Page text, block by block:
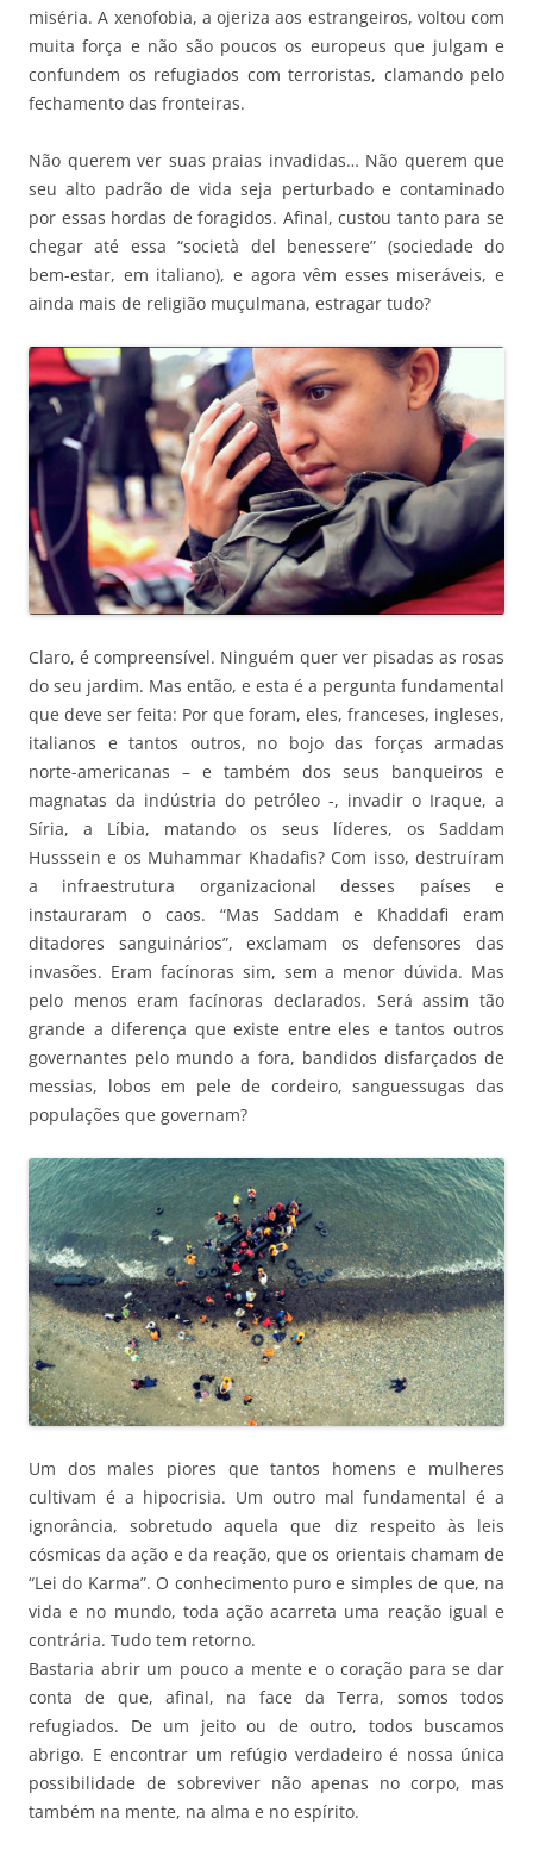
miséria. A xenofobia, a ojeriza aos estrangeiros, voltou com
muita força e não são poucos os europeus que julgam e
confundem os refugiados com terroristas, clamando pelo
fechamento das fronteiras.
Não querem ver suas praias invadidas… Não querem que
seu alto padrão de vida seja perturbado e contaminado
por essas hordas de foragidos. Afinal, custou tanto para se
chegar até essa “società del benessere” (sociedade do
bem-estar, em italiano), e agora vêm esses miseráveis, e
ainda mais de religião muçulmana, estragar tudo?
Claro, é compreensível. Ninguém quer ver pisadas as rosas
do seu jardim. Mas então, e esta é a pergunta fundamental
que deve ser feita: Por que foram, eles, franceses, ingleses,
italianos e tantos outros, no bojo das forças armadas
norte-americanas – e também dos seus banqueiros e
magnatas da indústria do petróleo -, invadir o Iraque, a
Síria, a Líbia, matando os seus líderes, os Saddam
Husssein e os Muhammar Khadafis? Com isso, destruíram
a infraestrutura organizacional desses países e
instauraram o caos. “Mas Saddam e Khaddafi eram
ditadores sanguinários”, exclamam os defensores das
invasões. Eram facínoras sim, sem a menor dúvida. Mas
pelo menos eram facínoras declarados. Será assim tão
grande a diferença que existe entre eles e tantos outros
governantes pelo mundo a fora, bandidos disfarçados de
messias, lobos em pele de cordeiro, sanguessugas das
populações que governam?
Um dos males piores que tantos homens e mulheres
cultivam é a hipocrisia. Um outro mal fundamental é a
ignorância, sobretudo aquela que diz respeito às leis
cósmicas da ação e da reação, que os orientais chamam de
“Lei do Karma”. O conhecimento puro e simples de que, na
vida e no mundo, toda ação acarreta uma reação igual e
contrária. Tudo tem retorno.
Bastaria abrir um pouco a mente e o coração para se dar
conta de que, afinal, na face da Terra, somos todos
refugiados. De um jeito ou de outro, todos buscamos
abrigo. E encontrar um refúgio verdadeiro é nossa única
possibilidade de sobreviver não apenas no corpo, mas
também na mente, na alma e no espírito.